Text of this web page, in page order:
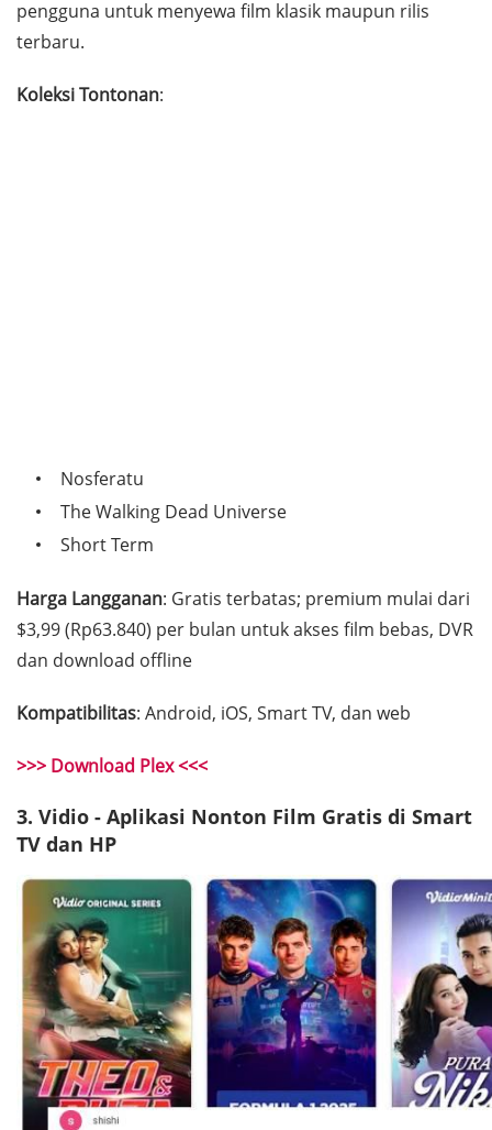
pengguna untuk menyewa film klasik maupun rilis
terbaru.
Koleksi Tontonan:
Nosferatu
The Walking Dead Universe
Short Term
Harga Langganan: Gratis terbatas; premium mulai dari
$3,99 (Rp63.840) per bulan untuk akses film bebas, DVR
dan download offline
Kompatibilitas: Android, iOS, Smart TV, dan web
>>> Download Plex <<<
3. Vidio - Aplikasi Nonton Film Gratis di Smart
TV dan HP